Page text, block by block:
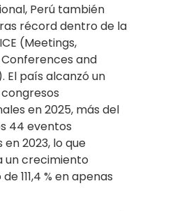
Perú también
récord dentro de la
(Meetings,
and
El país alcanzó un
en 2025, más del
44 eventos
2023, lo que
un crecimiento
111,4 % en apenas